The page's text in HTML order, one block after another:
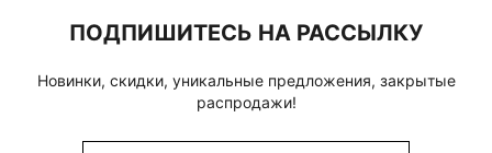
ПОДПИШИТЕСЬ НА РАССЫЛКУ
Новинки, скидки, уникальные предложения, закрытые
распродажи!